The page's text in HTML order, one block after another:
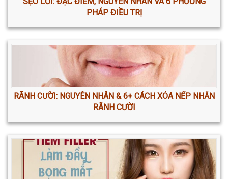
PHÁP ĐIỀU TRỊ
RÃNH CƯỜI: NGUYÊN NHÂN & 6+ CÁCH XÓA NẾP NHĂN
RÃNH CƯỜI